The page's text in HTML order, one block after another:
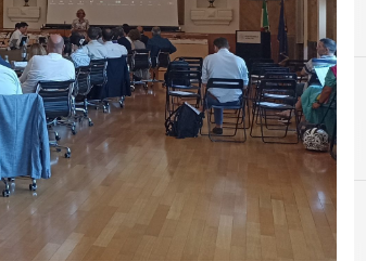
Open Innovation O